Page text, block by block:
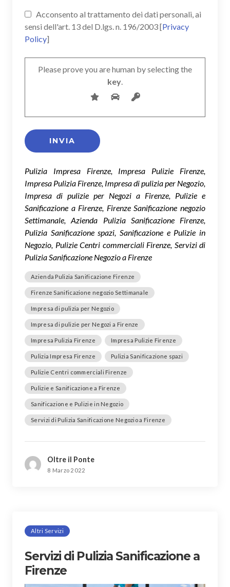
Acconsento al trattamento dei dati personali, ai
sensi dell'art. 13 del D.lgs. n. 196/2003 [Privacy
Policy]
Please prove you are human by selecting the
key.
Pulizia Impresa Firenze, Impresa Pulizie Firenze,
Impresa Pulizia Firenze, Impresa di pulizia per Negozio,
Impresa di pulizie per Negozi a Firenze, Pulizie e
Sanificazione a Firenze, Firenze Sanificazione negozio
Settimanale, Azienda Pulizia Sanificazione Firenze,
Pulizia Sanificazione spazi, Sanificazione e Pulizie in
Negozio, Pulizie Centri commerciali Firenze, Servizi di
Pulizia Sanificazione Negozio a Firenze
Azienda Pulizia Sanificazione Firenze
Firenze Sanificazione negozio Settimanale
Impresa di pulizia per Negozio
Impresa di pulizie per Negozi a Firenze
Impresa Pulizia Firenze Impresa Pulizie Firenze
Pulizia Impresa Firenze Pulizia Sanificazione spazi
Pulizie Centri commerciali Firenze
Pulizie e Sanificazione a Firenze
Sanificazione e Pulizie in Negozio
Servizi di Pulizia Sanificazione Negozio a Firenze
Oltre il Ponte
8 Marzo 2022
Altri Servizi
Servizi di Pulizia Sanificazione a
Firenze